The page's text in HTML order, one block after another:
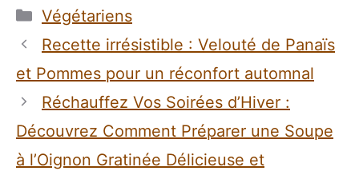
Catégories
Végétariens
Recette irrésistible : Velouté de Panaïs
et Pommes pour un réconfort automnal
Réchauffez Vos Soirées d’Hiver :
Découvrez Comment Préparer une Soupe
à l’Oignon Gratinée Délicieuse et